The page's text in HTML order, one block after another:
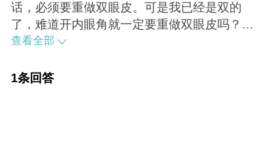
话，必须要重做双眼皮。可是我已经是双的
了，难道开内眼角就一定要重做双眼皮吗？最
好是一起做没错的。
查看全部
1条回答